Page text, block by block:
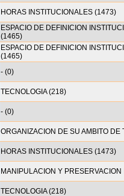
HORAS INSTITUCIONALES (1473)
ESPACIO DE DEFINICION
(1465)
ESPACIO DE DEFINICION
(1465)
- (0)
TECNOLOGIA (218)
- (0)
ORGANIZACION DE SU AMBITO DE
HORAS INSTITUCIONALES (1473)
MANIPULACION Y
TECNOLOGIA (218)